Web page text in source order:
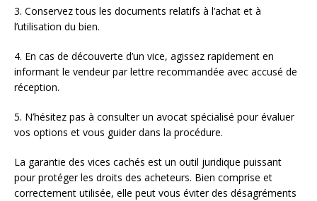
3. Conservez tous les documents relatifs à l’achat et à
l’utilisation du bien.
4. En cas de découverte d’un vice, agissez rapidement en
informant le vendeur par lettre recommandée avec accusé de
réception.
5. N’hésitez pas à consulter un avocat spécialisé pour évaluer
vos options et vous guider dans la procédure.
La garantie des vices cachés est un outil juridique puissant
pour protéger les droits des acheteurs. Bien comprise et
correctement utilisée, elle peut vous éviter des désagréments